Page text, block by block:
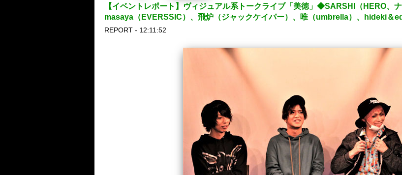
【イベントレポート】ヴィジュアル系トークライブ「美徳」◆SARSHI（HERO、
masaya（EVERSSIC）、飛炉（ジャックケイパー）、唯（umbrella）、hideki＆
REPORT - 12:11:52